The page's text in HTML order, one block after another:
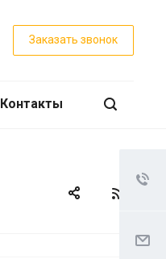
Заказать звонок
Контакты